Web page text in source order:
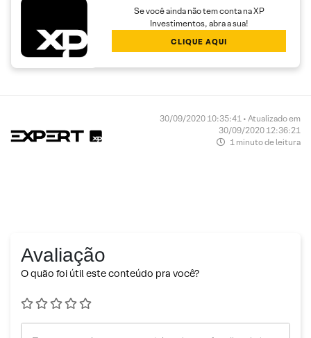
Se você ainda não tem conta na XP
Investimentos, abra a sua!
CLIQUE AQUI
30/09/2020 10:35:41 • Atualizado em
30/09/2020 12:36:21
1 minuto de leitura
Avaliação
O quão foi útil este conteúdo pra você?